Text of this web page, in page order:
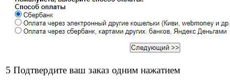
5 Подтвердите ваш заказ одним нажатием